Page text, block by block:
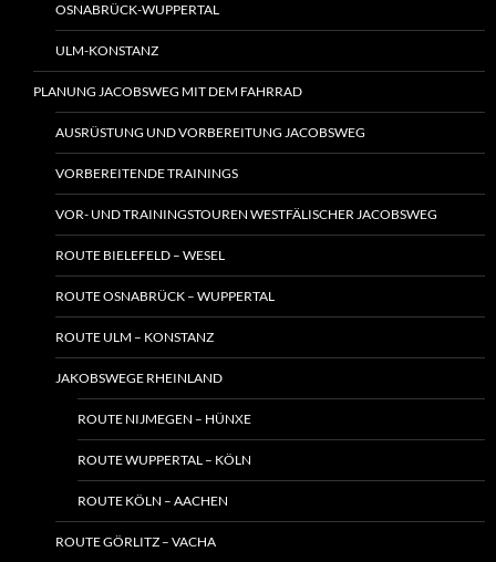
OSNABRÜCK-WUPPERTAL
ULM-KONSTANZ
PLANUNG JACOBSWEG MIT DEM FAHRRAD
AUSRÜSTUNG UND VORBEREITUNG JACOBSWEG
VORBEREITENDE TRAININGS
VOR- UND TRAININGSTOUREN WESTFÄLISCHER JACOBSWEG
ROUTE BIELEFELD – WESEL
ROUTE OSNABRÜCK – WUPPERTAL
ROUTE ULM – KONSTANZ
JAKOBSWEGE RHEINLAND
ROUTE NIJMEGEN – HÜNXE
ROUTE WUPPERTAL – KÖLN
ROUTE KÖLN – AACHEN
ROUTE GÖRLITZ – VACHA